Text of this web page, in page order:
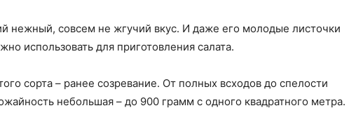
нежный, совсем не жгучий вкус. И даже его молодые листочки
использовать для приготовления салата.
сорта – ранее созревание. От полных всходов до спелости
небольшая – до 900 грамм с одного квадратного метра.